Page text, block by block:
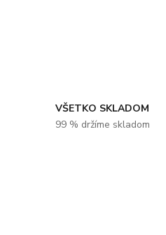
VŠETKO SKLADOM
99 % držíme skladom